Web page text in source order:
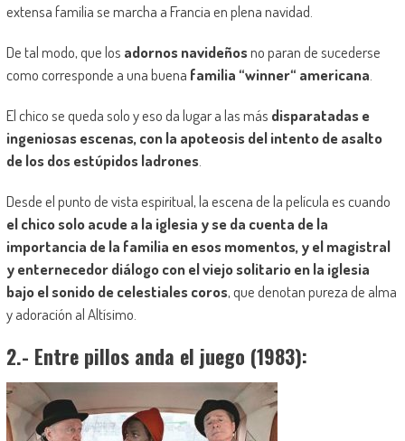
extensa familia se marcha a Francia en plena navidad.
De tal modo, que los adornos navideñosno paran de sucederse
como corresponde a una buena familia “winner“ americana.
El chico se queda solo y eso da lugar a las más disparatadas e
ingeniosas escenas, con la apoteosis del intento de asalto
de los dos estúpidos ladrones.
Desde el punto de vista espiritual, la escena de la película es cuando
el chico solo acude a la iglesia y se da cuenta de la
importancia de la familia en esos momentos, y el magistral
yenternecedor diálogo con el viejo solitario en la iglesia
bajo el sonido de celestiales coros,que denotan pureza de alma
y adoración al Altísimo.
2.- Entre pillos anda el juego (1983):